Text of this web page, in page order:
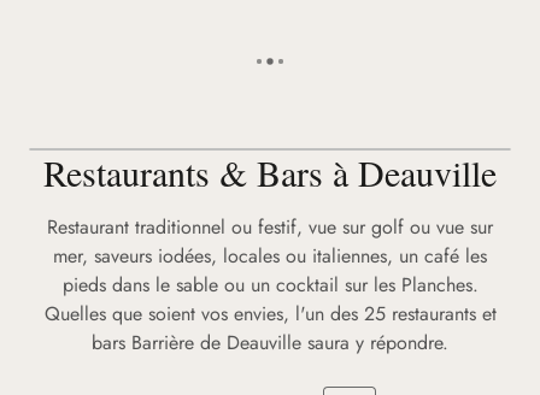
Restaurants & Bars à Deauville
Restaurant traditionnel ou festif, vue sur golf ou vue sur
mer, saveurs iodées, locales ou italiennes, un café les
pieds dans le sable ou un cocktail sur les Planches.
Quelles que soient vos envies, l'un des 25 restaurants et
bars Barrière de Deauville saura y répondre.